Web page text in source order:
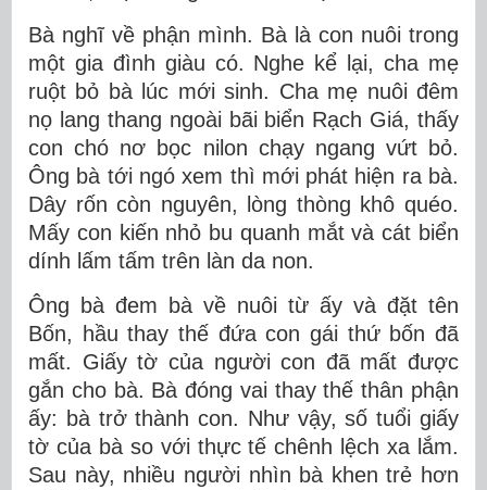
Bà nghĩ về phận mình. Bà là con nuôi trong
một gia đình giàu có. Nghe kể lại, cha mẹ
ruột bỏ bà lúc mới sinh. Cha mẹ nuôi đêm
nọ lang thang ngoài bãi biển Rạch Giá, thấy
con chó nơ bọc nilon chạy ngang vứt bỏ.
Ông bà tới ngó xem thì mới phát hiện ra bà.
Dây rốn còn nguyên, lòng thòng khô quéo.
Mấy con kiến nhỏ bu quanh mắt và cát biển
dính lấm tấm trên làn da non.
Ông bà đem bà về nuôi từ ấy và đặt tên
Bốn, hầu thay thế đứa con gái thứ bốn đã
mất. Giấy tờ của người con đã mất được
gắn cho bà. Bà đóng vai thay thế thân phận
ấy: bà trở thành con. Như vậy, số tuổi giấy
tờ của bà so với thực tế chênh lệch xa lắm.
Sau này, nhiều người nhìn bà khen trẻ hơn